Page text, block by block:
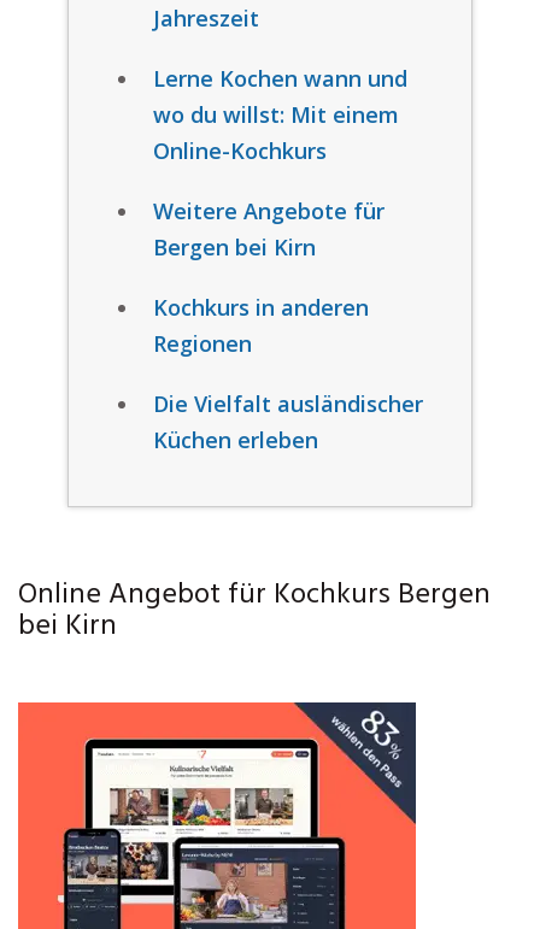
Jahreszeit
Lerne Kochen wann und
wo du willst: Mit einem
Online-Kochkurs
Weitere Angebote für
Bergen bei Kirn
Kochkurs in anderen
Regionen
Die Vielfalt ausländischer
Küchen erleben
Online Angebot für Kochkurs Bergen
bei Kirn